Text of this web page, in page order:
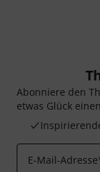
Abonniere den
etwas Glück
E-Mail-Adresse